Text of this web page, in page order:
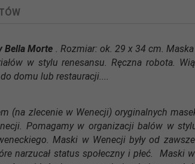
Bella Morte . Rozmiar: ok. 29 x 34 cm.
w stylu renesansu. Ręczna robota.
domu lub restauracji....
(na zlecenie w Wenecji) oryginalnych
Pomagamy w organizacji balów w
Maski w Wenecji były od
narzucał status społeczny i płeć.